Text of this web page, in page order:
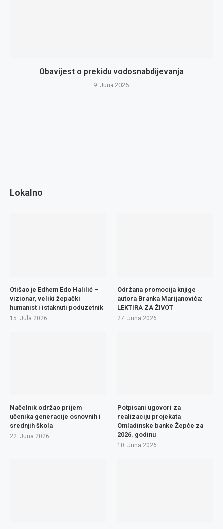
Obavijest o prekidu vodosnabdijevanja
9. Juna 2026.
Lokalno
Otišao je Edhem Edo Halilić –
vizionar, veliki žepački
humanist i istaknuti poduzetnik
15. Jula 2026.
Održana promocija knjige
autora Branka Marijanovića:
LEKTIRA ZA ŽIVOT
27. Juna 2026.
Načelnik održao prijem
učenika generacije osnovnih i
srednjih škola
22. Juna 2026.
Potpisani ugovori za
realizaciju projekata
Omladinske banke Žepče za
2026. godinu
10. Juna 2026.